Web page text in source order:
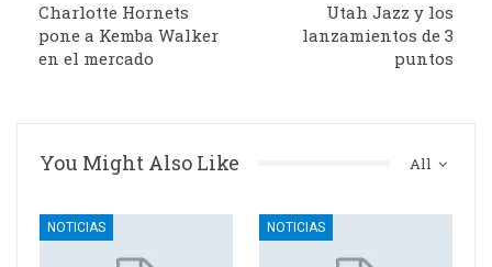
Charlotte Hornets
pone a Kemba Walker
en el mercado
Utah Jazz y los
lanzamientos de 3
puntos
All
You Might Also Like
NOTICIAS NOTICIAS